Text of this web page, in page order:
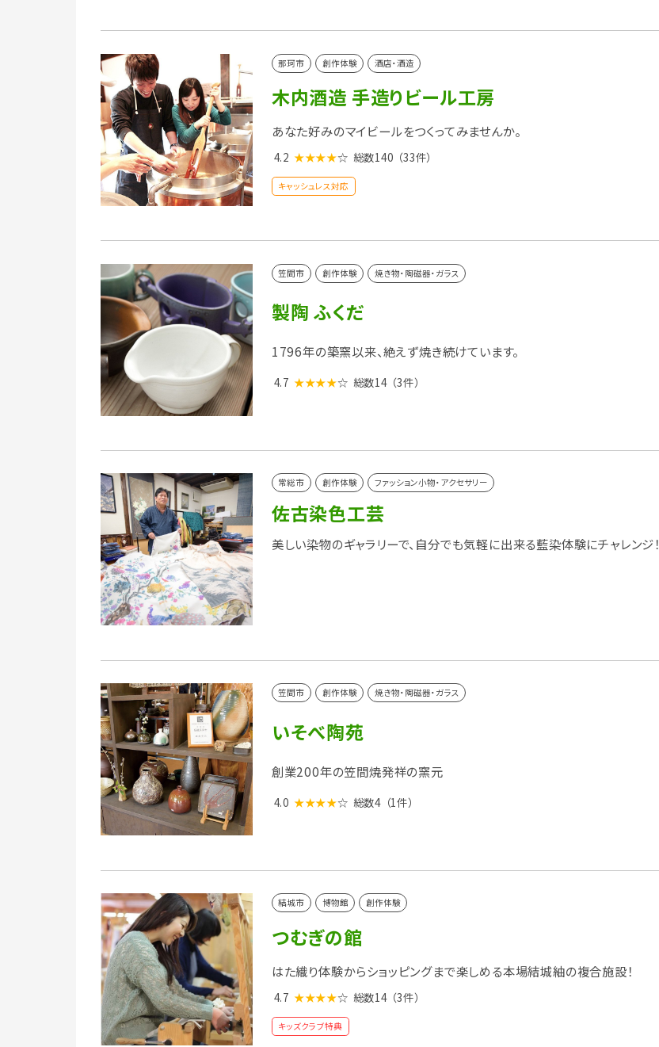
那珂市 創作体験 酒店・酒造
木内酒造 手造りビール工房
あなた好みのマイビールをつくってみませんか。
4.2 ★★★★☆ 総数140 （33件）
キャッシュレス対応
笠間市 創作体験 焼き物・陶磁器・ガラス
製陶 ふくだ
1796年の築窯以来、絶えず焼き続けています。
4.7 ★★★★☆ 総数14 （3件）
常総市 創作体験 ファッション小物・アクセサリー
佐古染色工芸
美しい染物のギャラリーで、自分でも気軽に出来る藍染体験にチャレンジ！
笠間市 創作体験 焼き物・陶磁器・ガラス
いそべ陶苑
創業200年の笠間焼発祥の窯元
4.0 ★★★★☆ 総数4 （1件）
結城市 博物館 創作体験
つむぎの館
はた織り体験からショッピングまで楽しめる本場結城紬の複合施設！
4.7 ★★★★☆ 総数14 （3件）
キッズクラブ特典